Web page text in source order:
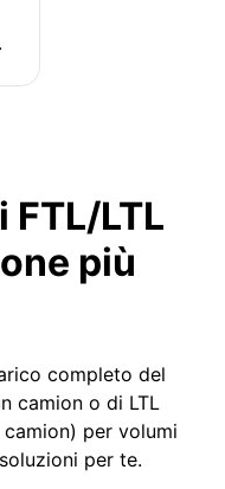
LTL
più
completo del
camion o di LTL
per volumi
per te.